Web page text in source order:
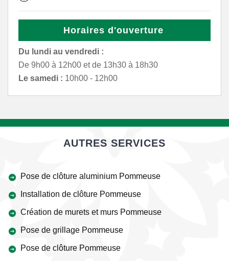
Horaires d'ouverture
Du lundi au vendredi :
De 9h00 à 12h00 et de 13h30 à 18h30
Le samedi : 10h00 - 12h00
AUTRES SERVICES
Pose de clôture aluminium Pommeuse
Installation de clôture Pommeuse
Création de murets et murs Pommeuse
Pose de grillage Pommeuse
Pose de clôture Pommeuse